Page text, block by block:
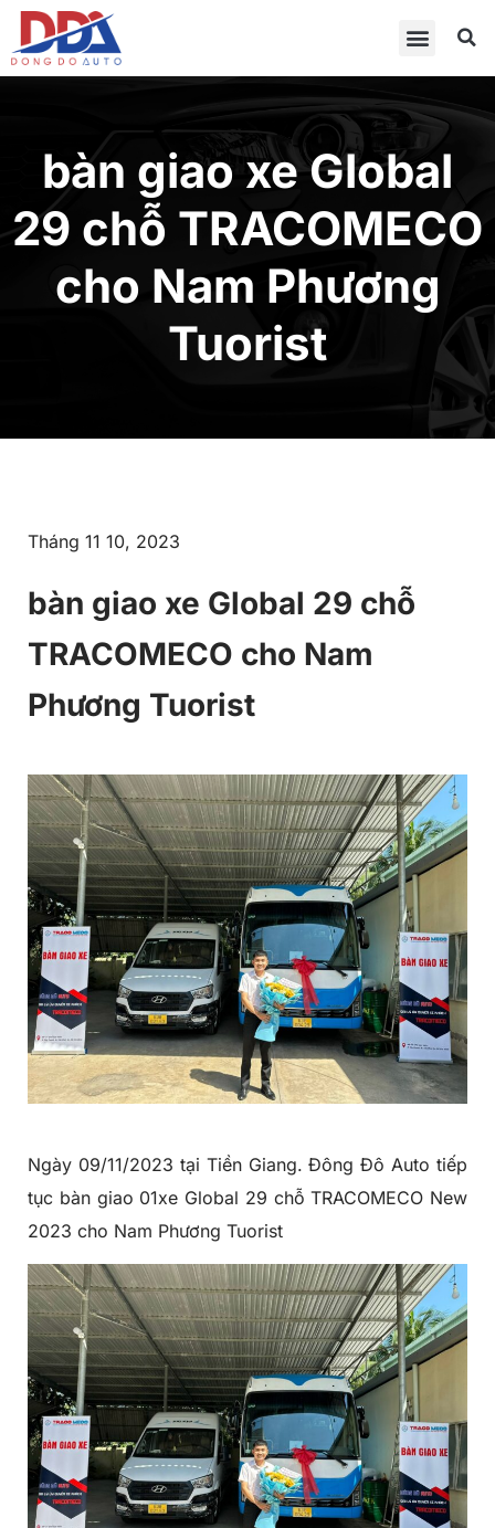
bàn giao xe Global
29 chỗ TRACOMECO
cho Nam Phương
Tuorist
Tháng 11 10, 2023
bàn giao xe Global 29 chỗ
TRACOMECO cho Nam
Phương Tuorist
Ngày 09/11/2023 tại Tiền Giang. Đông Đô Auto tiếp
tục bàn giao 01xe Global 29 chỗ TRACOMECO New
2023 cho Nam Phương Tuorist